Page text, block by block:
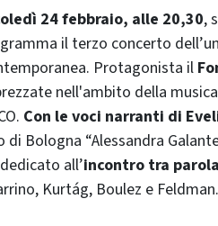
24 febbraio, alle 20,30,
il terzo concerto
Protagonista il
nell'ambito della
Con le voci narranti di
di Bologna “Alessandra
all’incontro tra
Kurtág, Boulez e Feldman.